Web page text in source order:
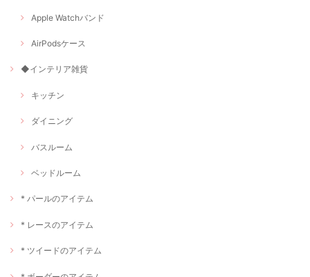
Apple Watchバンド
AirPodsケース
◆インテリア雑貨
キッチン
ダイニング
バスルーム
ベッドルーム
* パールのアイテム
* レースのアイテム
* ツイードのアイテム